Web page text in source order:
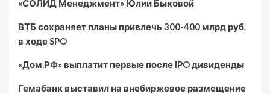
«СОЛИД Менеджмент» Юлии Быковой
ВТБ сохраняет планы привлечь 300-400 млрд руб.
в ходе SPO
«Дом.РФ» выплатит первые после IPO дивиденды
Гемабанк выставил на внебиржевое размещение